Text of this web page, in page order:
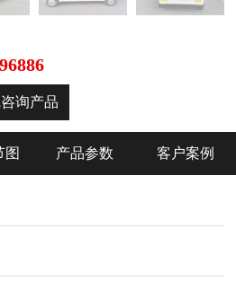
询产品
图 产品参数 客户案例